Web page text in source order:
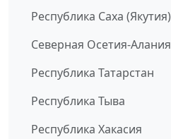
Республика Саха (Якутия)
Северная Осетия-Алания
Республика Татарстан
Республика Тыва
Республика Хакасия